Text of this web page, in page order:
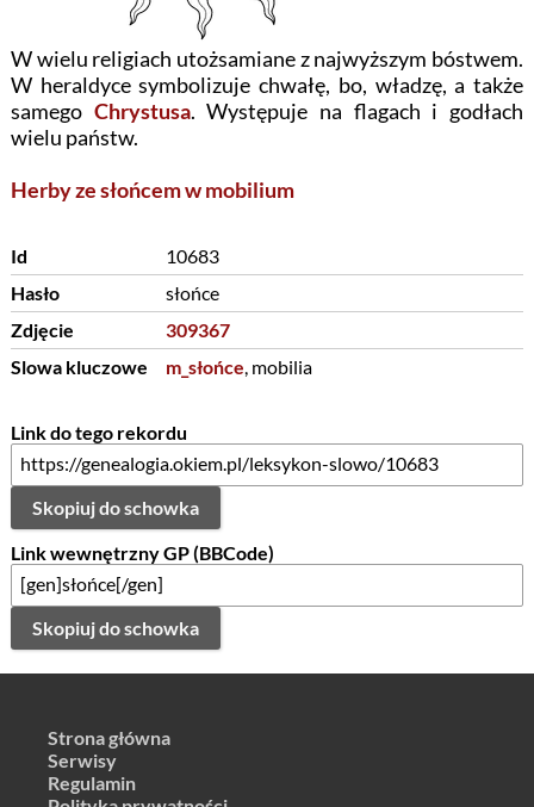
W wielu religiach utożsamiane z najwyższym bóstwem.
W heraldyce symbolizuje chwałę, bo, władzę, a także
samego Chrystusa. Występuje na flagach i godłach
wielu państw.
Herby ze słońcem w mobilium
Id
10683
Hasło
słońce
Zdjęcie
309367
Slowa kluczowe
m_słońce, mobilia
Link do tego rekordu
Skopiuj do schowka
Link wewnętrzny GP (BBCode)
Skopiuj do schowka
Strona główna
Serwisy
Regulamin